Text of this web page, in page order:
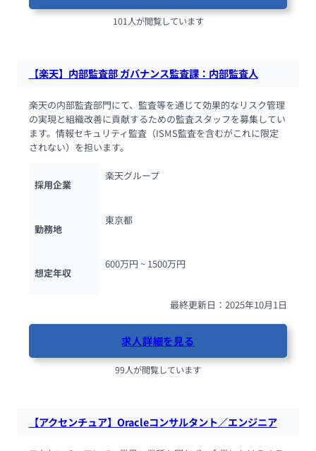
101人が閲覧しています
【楽天】内部監査部 ガバナンス監査課：内部監査人
楽天の内部監査部門にて、監査等を通じて効果的なリスク管理
の実現と組織改善に貢献するための監査スタッフを募集してい
ます。情報セキュリティ監査（ISMS監査を含むがこれに限定
されない）を担います。
採用企業
楽天グループ
勤務地
東京都
想定年収
600万円 ~ 1500万円
最終更新日：2025年10月1日
求人詳細を見る
99人が閲覧しています
【アクセンチュア】Oracleコンサルタント／エンジニア